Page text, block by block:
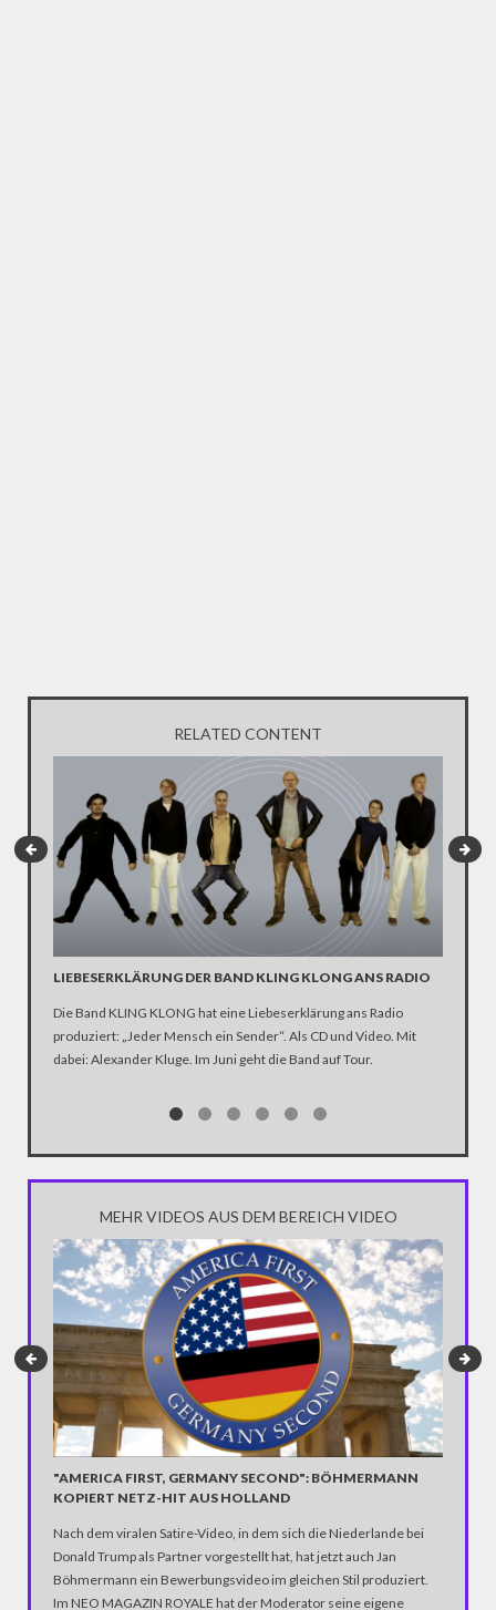
RELATED CONTENT
LIEBESERKLÄRUNG DER BAND KLING KLONG ANS RADIO
Die Band KLING KLONG hat eine Liebeserklärung ans Radio
produziert: „Jeder Mensch ein Sender“. Als CD und Video. Mit
dabei: Alexander Kluge. Im Juni geht die Band auf Tour.
MEHR VIDEOS AUS DEM BEREICH VIDEO
"AMERICA FIRST, GERMANY SECOND": BÖHMERMANN
KOPIERT NETZ-HIT AUS HOLLAND
Nach dem viralen Satire-Video, in dem sich die Niederlande bei
Donald Trump als Partner vorgestellt hat, hat jetzt auch Jan
Böhmermann ein Bewerbungsvideo im gleichen Stil produziert.
Im NEO MAGAZIN ROYALE hat der Moderator seine eigene